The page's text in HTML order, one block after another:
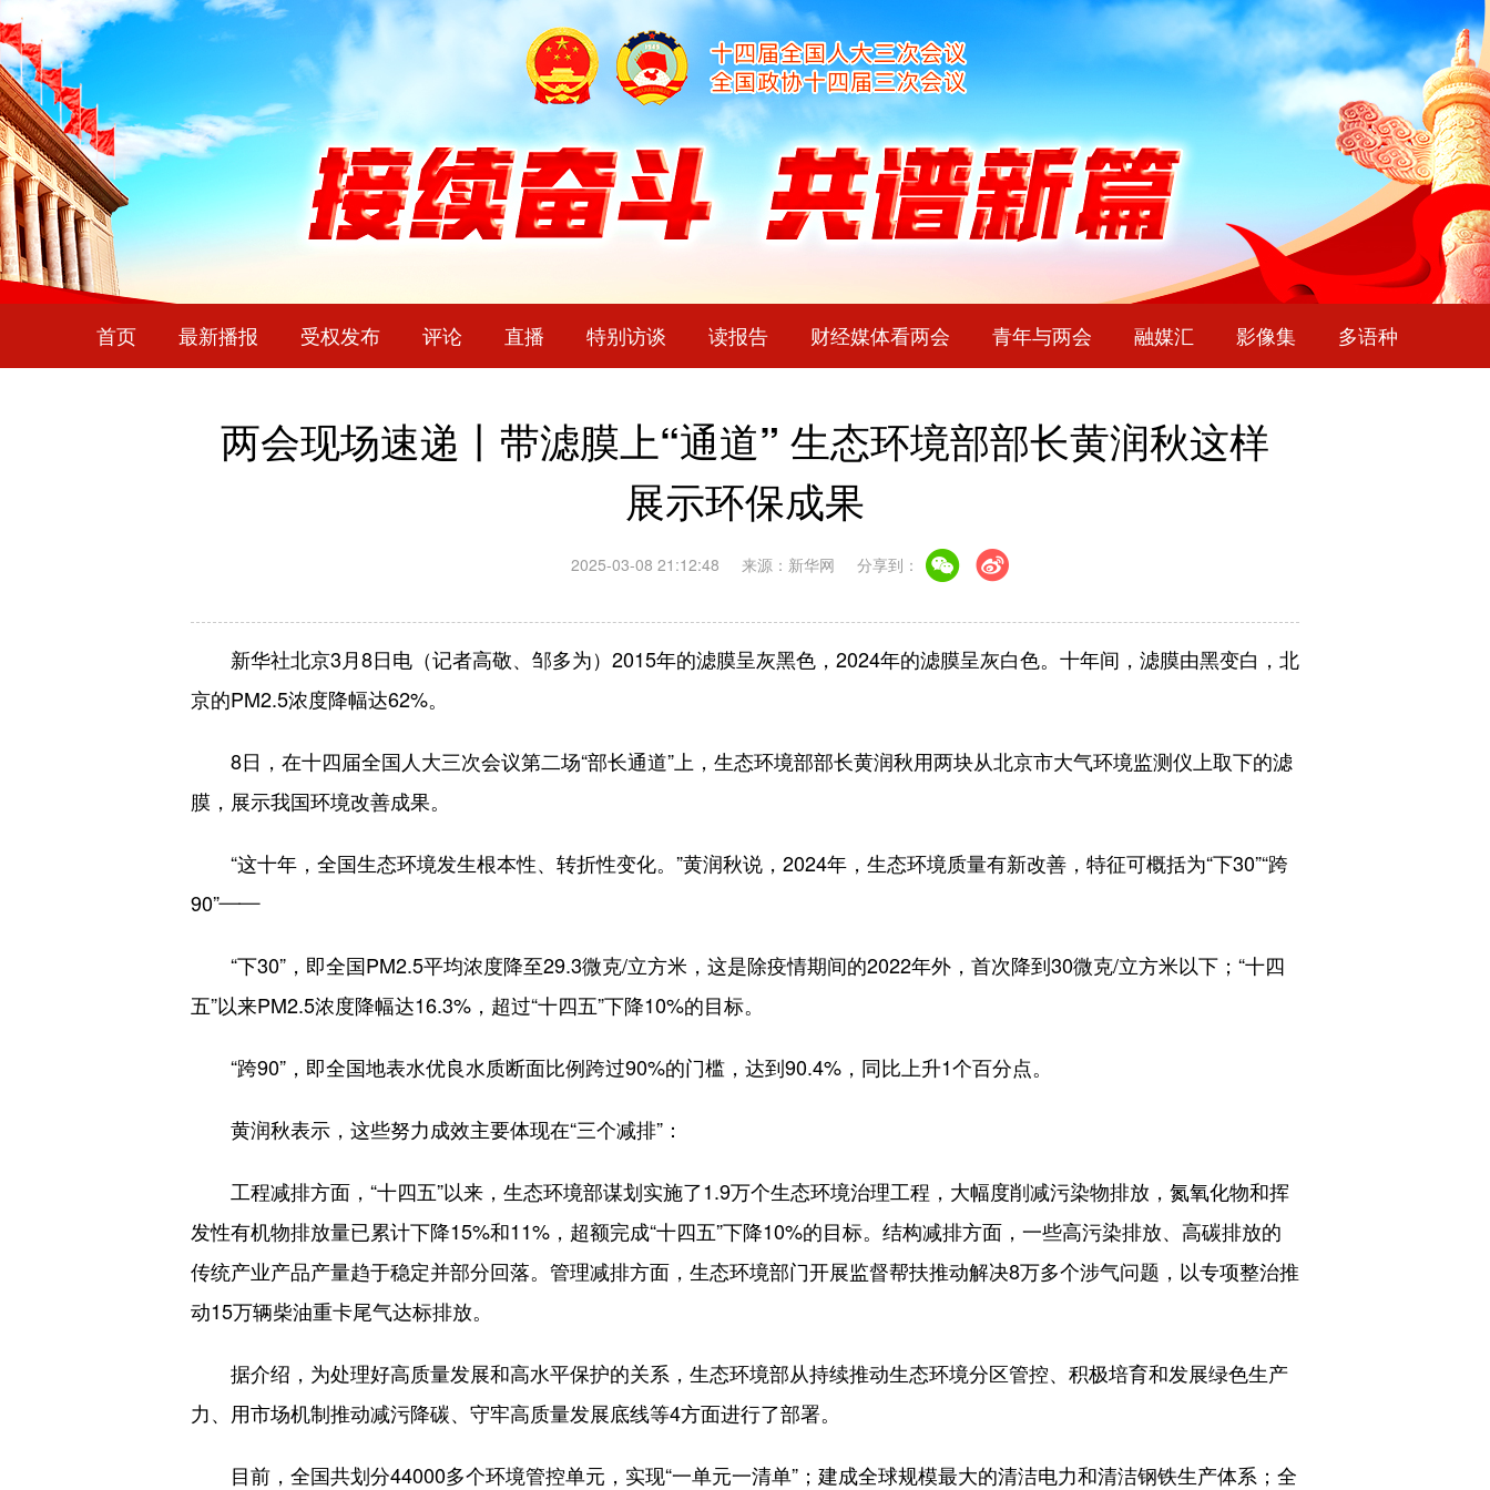
首页 最新播报 受权发布 评论 直播 特别访谈 读报告 财经媒体看两会 青年与两会 融媒汇 影像集 多语种
两会现场速递丨带滤膜上“通道” 生态环境部部长黄润秋这样
展示环保成果
2025-03-08 21:12:48 来源：新华网 分享到：
新华社北京3月8日电（记者高敬、邹多为）2015年的滤膜呈灰黑色，2024年的滤膜呈灰白色。十年间，滤膜由黑变白，北
京的PM2.5浓度降幅达62%。
8日，在十四届全国人大三次会议第二场“部长通道”上，生态环境部部长黄润秋用两块从北京市大气环境监测仪上取下的滤
膜，展示我国环境改善成果。
“这十年，全国生态环境发生根本性、转折性变化。”黄润秋说，2024年，生态环境质量有新改善，特征可概括为“下30”“跨
90”——
“下30”，即全国PM2.5平均浓度降至29.3微克/立方米，这是除疫情期间的2022年外，首次降到30微克/立方米以下；“十四
五”以来PM2.5浓度降幅达16.3%，超过“十四五”下降10%的目标。
“跨90”，即全国地表水优良水质断面比例跨过90%的门槛，达到90.4%，同比上升1个百分点。
黄润秋表示，这些努力成效主要体现在“三个减排”：
工程减排方面，“十四五”以来，生态环境部谋划实施了1.9万个生态环境治理工程，大幅度削减污染物排放，氮氧化物和挥
发性有机物排放量已累计下降15%和11%，超额完成“十四五”下降10%的目标。结构减排方面，一些高污染排放、高碳排放的
传统产业产品产量趋于稳定并部分回落。管理减排方面，生态环境部门开展监督帮扶推动解决8万多个涉气问题，以专项整治推
动15万辆柴油重卡尾气达标排放。
据介绍，为处理好高质量发展和高水平保护的关系，生态环境部从持续推动生态环境分区管控、积极培育和发展绿色生产
力、用市场机制推动减污降碳、守牢高质量发展底线等4方面进行了部署。
目前，全国共划分44000多个环境管控单元，实现“一单元一清单”；建成全球规模最大的清洁电力和清洁钢铁生产体系；全